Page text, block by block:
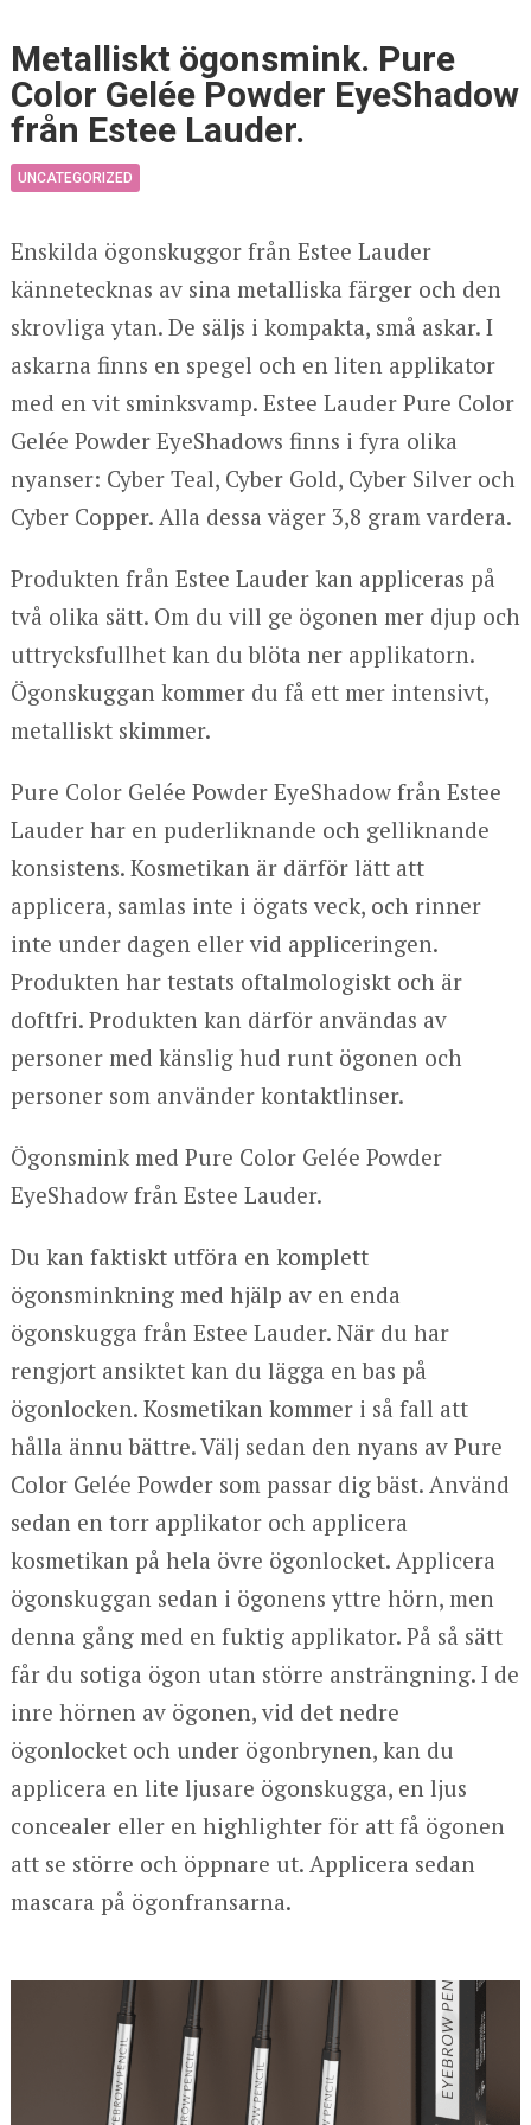
Metalliskt ögonsmink. Pure
Color Gelée Powder EyeShadow
från Estee Lauder.
UNCATEGORIZED
Enskilda ögonskuggor från Estee Lauder
kännetecknas av sina metalliska färger och den
skrovliga ytan. De säljs i kompakta, små askar. I
askarna finns en spegel och en liten applikator
med en vit sminksvamp. Estee Lauder Pure Color
Gelée Powder EyeShadows finns i fyra olika
nyanser: Cyber Teal, Cyber Gold, Cyber Silver och
Cyber Copper. Alla dessa väger 3,8 gram vardera.
Produkten från Estee Lauder kan appliceras på
två olika sätt. Om du vill ge ögonen mer djup och
uttrycksfullhet kan du blöta ner applikatorn.
Ögonskuggan kommer du få ett mer intensivt,
metalliskt skimmer.
Pure Color Gelée Powder EyeShadow från Estee
Lauder har en puderliknande och gelliknande
konsistens. Kosmetikan är därför lätt att
applicera, samlas inte i ögats veck, och rinner
inte under dagen eller vid appliceringen.
Produkten har testats oftalmologiskt och är
doftfri. Produkten kan därför användas av
personer med känslig hud runt ögonen och
personer som använder kontaktlinser.
Ögonsmink med Pure Color Gelée Powder
EyeShadow från Estee Lauder.
Du kan faktiskt utföra en komplett
ögonsminkning med hjälp av en enda
ögonskugga från Estee Lauder. När du har
rengjort ansiktet kan du lägga en bas på
ögonlocken. Kosmetikan kommer i så fall att
hålla ännu bättre. Välj sedan den nyans av Pure
Color Gelée Powder som passar dig bäst. Använd
sedan en torr applikator och applicera
kosmetikan på hela övre ögonlocket. Applicera
ögonskuggan sedan i ögonens yttre hörn, men
denna gång med en fuktig applikator. På så sätt
får du sotiga ögon utan större ansträngning. I de
inre hörnen av ögonen, vid det nedre
ögonlocket och under ögonbrynen, kan du
applicera en lite ljusare ögonskugga, en ljus
concealer eller en highlighter för att få ögonen
att se större och öppnare ut. Applicera sedan
mascara på ögonfransarna.